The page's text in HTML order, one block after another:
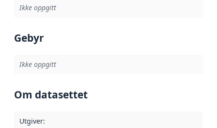
Ikke oppgitt
Gebyr
Ikke oppgitt
Om datasettet
Utgiver: